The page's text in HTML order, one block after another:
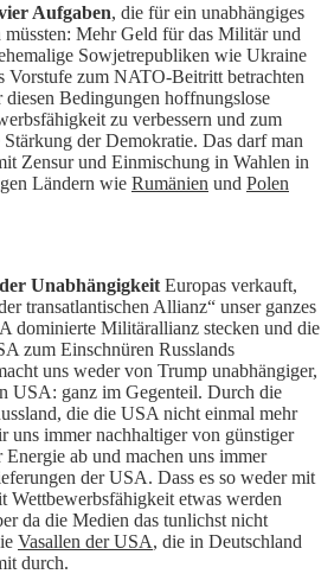
Aufgaben, die für ein unabhängiges
Mehr Geld für das Militär und
Sowjetrepubliken wie Ukraine
Vorstufe zum NATO-Beitritt betrachten
diesen Bedingungen hoffnungslose
zu verbessern und zum
der Demokratie. Das darf man
Zensur und Einmischung in Wahlen in
Ländern wie Rumänien und Polen
Unabhängigkeit Europas verkauft,
transatlantischen Allianz“ unser ganzes
dominierte Militärallianz stecken und die
zum Einschnüren Russlands
uns weder von Trump unabhängiger,
USA: ganz im Gegenteil. Durch die
die die USA nicht einmal mehr
uns immer nachhaltiger von günstiger
ab und machen uns immer
der USA. Dass es so weder mit
Wettbewerbsfähigkeit etwas werden
da die Medien das tunlichst nicht
Vasallen der USA, die in Deutschland
durch.